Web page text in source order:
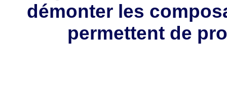
démonter les
permettent de